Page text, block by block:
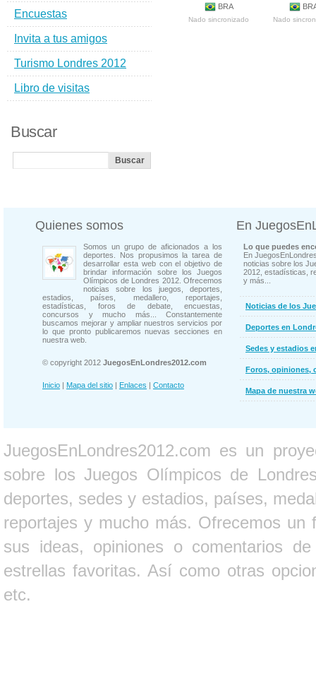
BRA
Nado sincronizado Nado
Encuestas
Invita a tus amigos
Turismo Londres 2012
Libro de visitas
Buscar
Quienes somos
Somos un grupo de aficionados a los
deportes. Nos propusimos la tarea de
desarrollar esta web con el objetivo de
brindar información sobre los Juegos
Olímpicos de Londres 2012. Ofrecemos
noticias sobre los juegos, deportes,
estadios, países, medallero, reportajes,
estadísticas, foros de debate, encuestas,
concursos y mucho más... Constantemente
buscamos mejorar y ampliar nuestros servicios por
lo que pronto publicaremos nuevas secciones en
nuestra web.
© copyright 2012 JuegosEnLondres2012.com
Inicio | Mapa del sitio | Enlaces | Contacto
En
Lo que puedes
En
noticias sobre los
2012, estadísticas,
y más...
Noticias de los
Deportes en
Sedes y estadios
Foros, opiniones,
Mapa de nuestra
JuegosEnLondres2012.com es un
sobre los Juegos Olímpicos de
deportes, sedes y estadios, países,
reportajes y mucho más. Ofrecemos un
sus ideas, opiniones o comentarios
estrellas favoritas. Así como otras
etc.